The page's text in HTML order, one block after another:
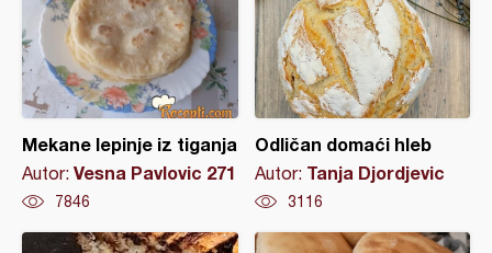
Mekane lepinje iz tiganja
Autor: Vesna Pavlovic 271
7846
Odličan domaći hleb
Autor: Tanja Djordjevic
3116